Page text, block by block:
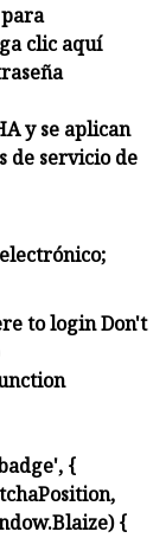
clic aquí
y se aplican
de servicio de
{ action: action }).then(function(recaptchaToken) { xhr.setRequestHeader('X-Recaptcha-Token', recaptchaToken); return (!data) ? xhr.send() : xhr.send(data); }); }); } else { return (!data) ? xhr.send() : xhr.send(data); } }; blaizeRequest({ url: '/zephr/media/registration/config', action: 'registrationConfig', method: 'GET', callback: function(status, response) { if (status !== 200) { return; } if (response.oauthProvidersEnabled) { var oauthLinks = section.querySelectorAll("a.blaize-oauth"); for (var i = 0; i el.classList.add("show")); } else { badge.classList.add("show"); } } }}); var handleRegister = function(event) { event.preventDefault(); registerError.style.display = 'none'; var identifier = registrationAuthenticationIdentifier ? registrationAuthenticationIdentifier : formRegister.querySelector('input[name="email_address"]').value; var identifierKey = "email_address"; var attributes = {}; var inputs = formRegister.querySelector('.blaize-user-attributes').querySelectorAll('input, textarea, select'); for (var i = 0; i { var lastName; var firstName; if (oauthProvider == "google") { lastName = extendedProfile.family_name; firstName = extendedProfile.given_name; } else if (oauthProvider == "facebook"){ var fullName = extendedProfile.name.split(" "); lastName = fullName.pop(); firstName = fullName.join(' '); } fetch('/blaize/profile', { method: 'PATCH', headers: { "Content-type": "application/json" }, credentials: 'include', body: JSON.stringify({ "name": firstName ? firstName : " ", "last-name": lastName ? lastName : " ", }) }).then( () => { pushToDataLayer(); location.reload(true); }) .catch(function (error) { console.log('Request failed', error); registerSuccess.style.display = 'none'; registerError.innerHTML = 'Something went wrong! Please try again later.'; registerError.style.display = 'block'; }); }).catch (err => { console.log(err); r